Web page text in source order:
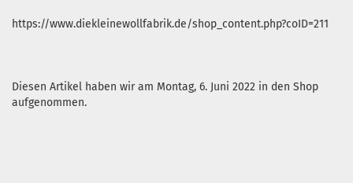
https://www.diekleinewollfabrik.de/shop_content.php?coID=211
Diesen Artikel haben wir am Montag, 6. Juni 2022 in den Shop
aufgenommen.